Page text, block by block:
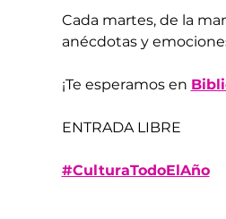
Cada martes, de la
anécdotas y
¡Te esperamos en
ENTRADA LIBRE
#CulturaTodoElAño